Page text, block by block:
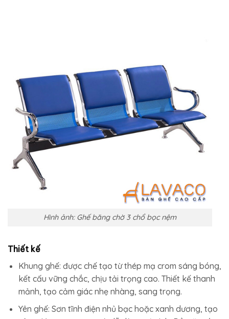
Hình ảnh: Ghế băng chờ 3 chổ bọc nệm
Thiết kế
Khung ghế: được chế tạo từ thép mạ crom sáng bóng,
kết cấu vững chắc, chịu tải trọng cao. Thiết kế thanh
mảnh, tạo cảm giác nhẹ nhàng, sang trọng.
Yên ghế: Sơn tĩnh điện nhủ bạc hoặc xanh dương, tạo